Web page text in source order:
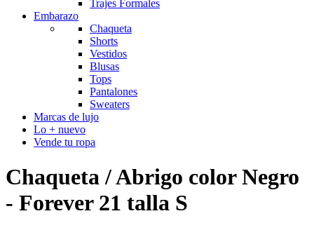
Trajes Formales
Embarazo
Chaqueta
Shorts
Vestidos
Blusas
Tops
Pantalones
Sweaters
Marcas de lujo
Lo + nuevo
Vende tu ropa
Chaqueta / Abrigo color Negro
- Forever 21 talla S